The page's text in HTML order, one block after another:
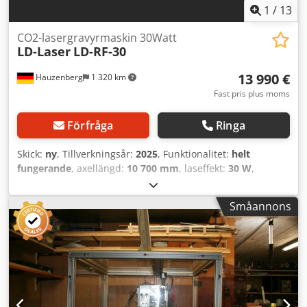
1 / 13
Hauzenberg 1 320 km
CO2-lasergravyrmaskin 30Watt
LD-Laser LD-RF-30
13 990 €
Fast pris plus moms
Förfråga Ringa
Skick: ny, Tillverkningsår: 2025, Funktionalitet: helt
fungerande, axellängd: 10 700 mm, laseffekt: 30 W,
Lasergraveringsmaskin med 30 watt laserstyrka - Laser
källa: 30 watt CO2 metallrör Demonstrationsmaskin med
minimala driftstimmar - Inkl. Windows 10 Pro 64-bit PC-
system - Inkl. 22" bildskärm - Allt färdiginstallerat och
justerat - Graveringsprogram på tyska - Mycket lätt att
använda - Starta och kör direkt - CO2-laserkälla med 30
watt för högkontrast och snabb märkning med extremt hög
upplösning - Djupgravyr möjlig - Wobble-funktion - För
gravyr på t.ex. trä, plast, anodiserade ytor m.m. - Kraftig
Småannons